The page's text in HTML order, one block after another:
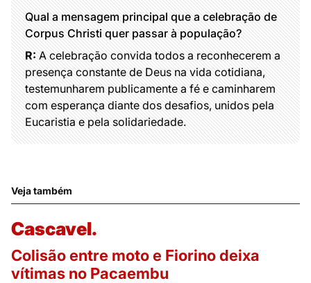
Qual a mensagem principal que a celebração de
Corpus Christi quer passar à população?
R:A celebração convida todos a reconhecerem a
presença constante de Deus na vida cotidiana,
testemunharem publicamente a fé e caminharem
com esperança diante dos desafios, unidos pela
Eucaristia e pela solidariedade.
Veja também
Cascavel.
Colisão entre moto e Fiorino deixa
vítimas no Pacaembu